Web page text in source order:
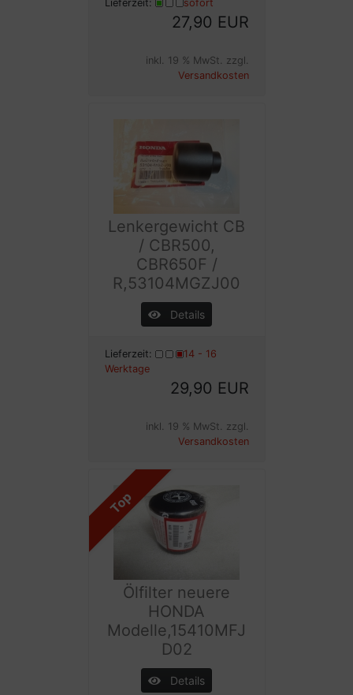
Lieferzeit: sofort
27,90 EUR
inkl. 19 % MwSt. zzgl.
Versandkosten
Lenkergewicht CB
/ CBR500,
CBR650F /
R,53104MGZJ00
Details
Lieferzeit:
14 - 16
Werktage
29,90 EUR
inkl. 19 % MwSt. zzgl.
Versandkosten
Top
Ölfilter neuere
HONDA
Modelle,15410MFJ
D02
Details